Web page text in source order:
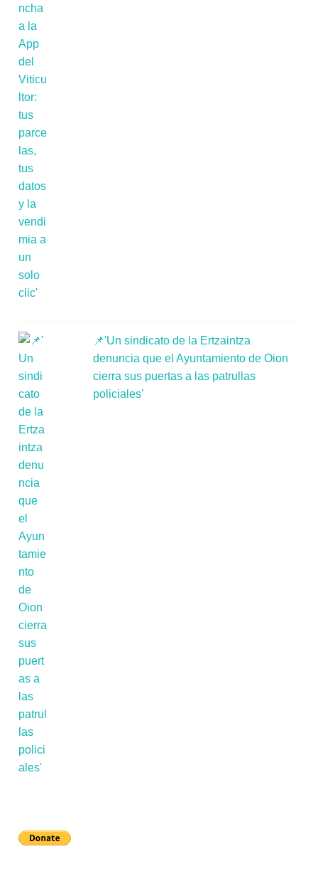
📌'Un sindicato de la Ertzaintza
denuncia que el Ayuntamiento de Oion
cierra sus puertas a las patrullas
policiales'